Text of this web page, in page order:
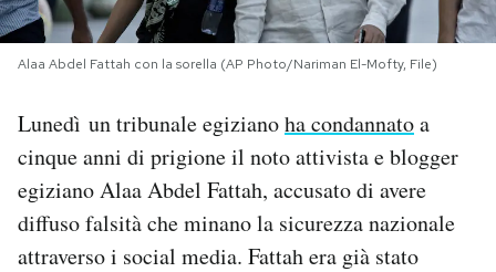
I MIEI PREFERITI
SHOP
CALENDARIO
AREA PERSONALE
Alaa Abdel Fattah con la sorella (AP Photo/Nariman El-Mofty, File)
Lunedì un tribunale egizianoha condannatoa
cinque anni di prigione il noto attivista e blogger
egiziano Alaa Abdel Fattah, accusato di avere
diffuso falsità che minano la sicurezza nazionale
attraverso i social media. Fattah era già stato